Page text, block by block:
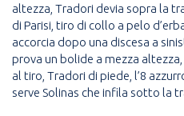
altezza, Tradori devia sopra la
di Parisi, tiro di collo a pelo
accorcia dopo una discesa a
prova un bolide a mezza
al tiro, Tradori di piede, l’8
serve Solinas che infila sotto la